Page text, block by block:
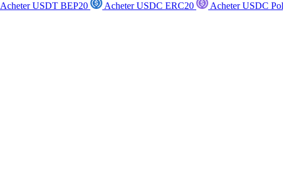
Acheter USDT BEP20 Acheter USDC ERC20
Acheter USDC